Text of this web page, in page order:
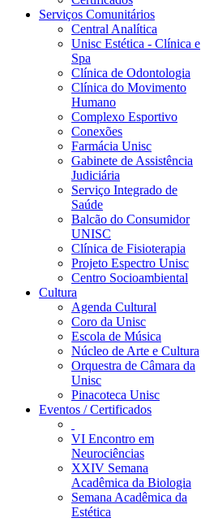
Serviços Comunitários
Central Analítica
Unisc Estética - Clínica e
Spa
Clínica de Odontologia
Clínica do Movimento
Humano
Complexo Esportivo
Conexões
Farmácia Unisc
Gabinete de Assistência
Judiciária
Serviço Integrado de
Saúde
Balcão do Consumidor
UNISC
Clínica de Fisioterapia
Projeto Espectro Unisc
Centro Socioambiental
Cultura
Agenda Cultural
Coro da Unisc
Escola de Música
Núcleo de Arte e Cultura
Orquestra de Câmara da
Unisc
Pinacoteca Unisc
Eventos / Certificados
VI Encontro em
Neurociências
XXIV Semana
Acadêmica da Biologia
Semana Acadêmica da
Estética